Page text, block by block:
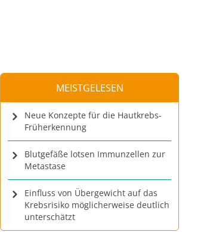
MEISTGELESEN
Neue Konzepte für die Hautkrebs-
Früherkennung
Blutgefäße lotsen Immunzellen zur
Metastase
Einfluss von Übergewicht auf das
Krebsrisiko möglicherweise deutlich
unterschätzt